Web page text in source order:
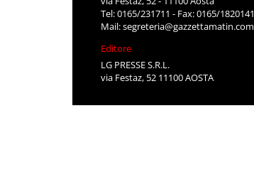
Tel: 0165/231711 - Fax: 0165/1820141
Mail:segreteria@gazzettamatin.com
Editore
LG PRESSE S.R.L.
via Festaz, 52 11100 AOSTA